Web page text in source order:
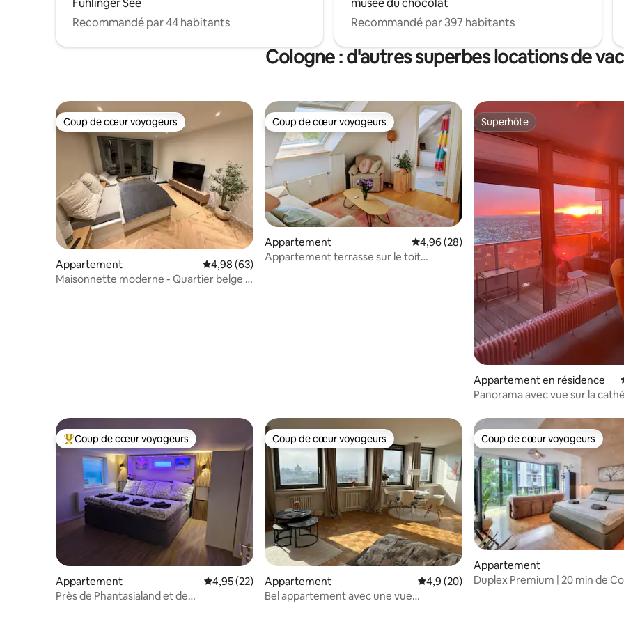
Fühlinger See
Recommandé par 44 habitants
musée du chocolat
Recommandé par 397 habitants
Cologne : d'autres superbes locations de
Coup de cœur voyageurs
Coup de cœur voyageurs
Appartement Évaluation moyenne sur la base de 63 commentaires : 4,98 sur 5
4,98 (63)
Maisonnette moderne - Quartier belge -
Coup de cœur voyageurs
Coup de cœur voyageurs
Appartement Évaluation moyenne sur la base de 28
4,96 (28)
Appartement terrasse sur le toit
Superhôte
Superhôte
Appartement en résidence
Panorama avec vue sur la
Coups de cœur voyageurs les plus appréciés
Coup de cœur voyageurs
Appartement Évaluation moyenne sur la base de 22 commentaires : 4,95 sur 5
4,95 (22)
Près de Phantasialand et de
Coup de cœur voyageurs
Coup de cœur voyageurs
Appartement Évaluation moyenne sur la base de 20
4,9 (20)
Bel appartement avec une vue
Coup de cœur voyageurs
Coup de cœur voyageurs
Appartement
Duplex Premium | 20 min de